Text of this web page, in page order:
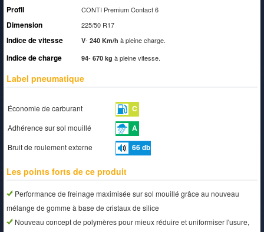
Profil CONTI Premium Contact 6
Dimension 225/50 R17
Indice de vitesse V- 240 Km/h à pleine charge.
Indice de charge 94- 670 kg à pleine vitesse.
Label pneumatique
Économie de carburant C
Adhérence sur sol mouillé A
Bruit de roulement externe 66db
Les points forts de ce produit
Performance de freinage maximisée sur sol mouillé grâce au nouveau
mélange de gomme à base de cristaux de silice
Nouveau concept de polymères pour mieux réduire et uniformiser l'usure,